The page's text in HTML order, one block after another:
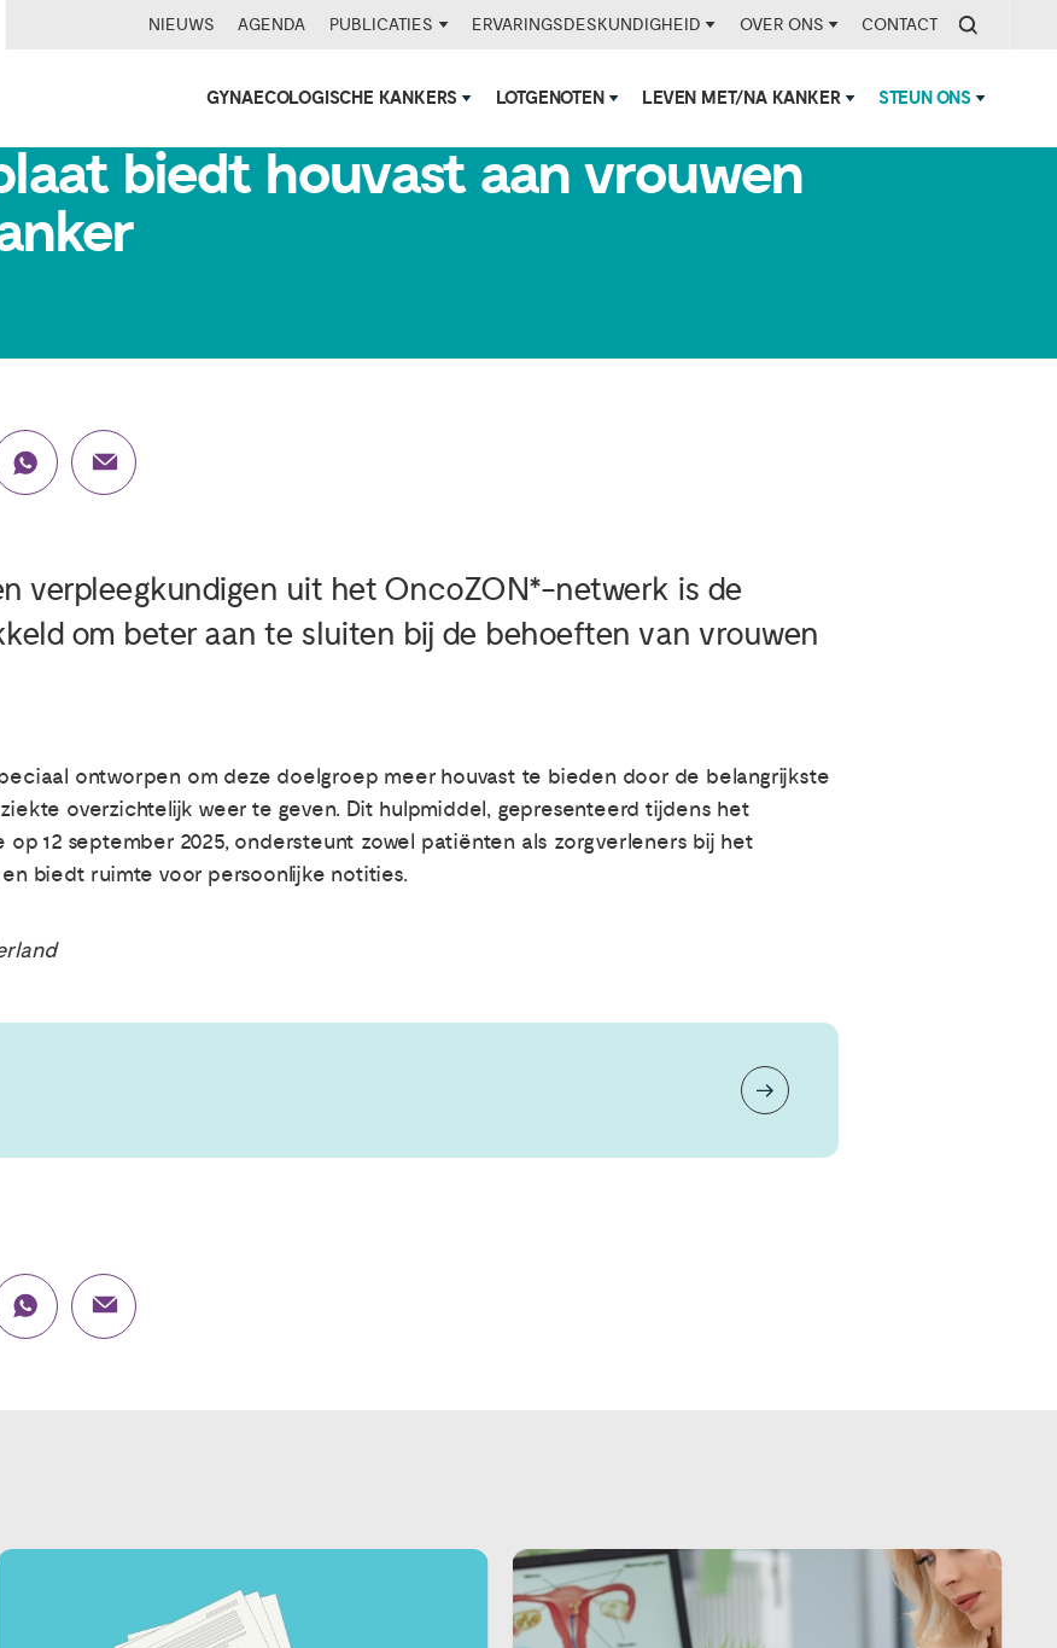
NIEUWS AGENDA PUBLICATIES ERVARINGSDESKUNDIGHEID OVER ONS CONTACT
GYNAECOLOGISCHE KANKERS LOTGENOTEN LEVEN MET/NA KANKER STEUN ONS
biedt houvast aan vrouwen
verpleegkundigen uit het OncoZON*-netwerk is de
om beter aan te sluiten bij de behoeften van vrouwen
ontworpen om deze doelgroep meer houvast te bieden door de belangrijkste
overzichtelijk weer te geven. Dit hulpmiddel, gepresenteerd tijdens het
op 12 september 2025, ondersteunt zowel patiënten als zorgverleners bij het
biedt ruimte voor persoonlijke notities.